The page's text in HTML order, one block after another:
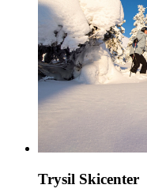
Trysil Skicenter